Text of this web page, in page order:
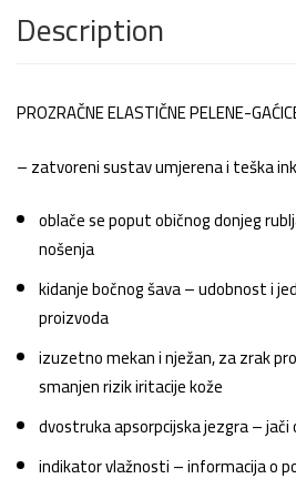
Description
PROZRAČNE ELASTIČNE PELENE-
– zatvoreni sustav umjerena i teška
oblače se poput običnog donjeg
nošenja
kidanje bočnog šava – udobnost i
proizvoda
izuzetno mekan i nježan, za zrak
smanjen rizik iritacije kože
dvostruka apsorpcijska jezgra – jači
indikator vlažnosti – informacija o